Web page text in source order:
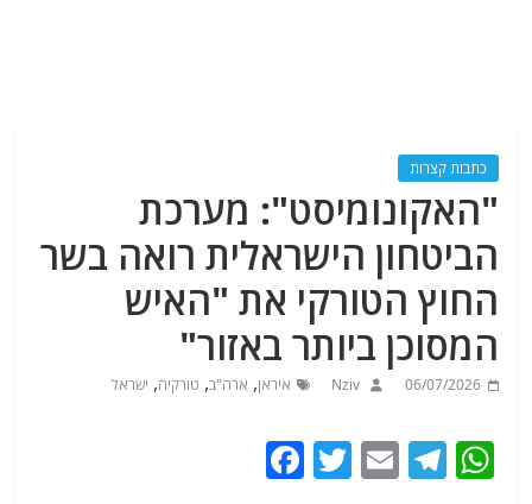
כתבות קצרות
"האקונומיסט": מערכת
הביטחון הישראלית רואה בשר
החוץ הטורקי את "האיש
המסוכן ביותר באזור"
06/07/2026
Nziv איראן, ארה"ב, טורקיה, ישראל
W
T
E
T